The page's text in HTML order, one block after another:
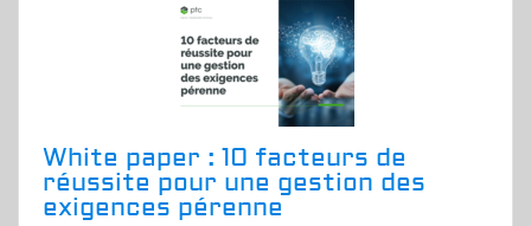
White paper : 10 facteurs de
réussite pour une gestion des
exigences pérenne